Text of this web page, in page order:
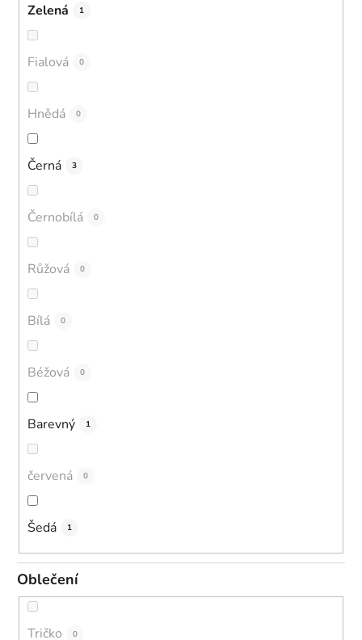
Zelená 1
Fialová 0
Hnědá 0
Černá 3
Černobílá 0
Růžová 0
Bílá 0
Béžová 0
Barevný 1
červená 0
Šedá 1
Oblečení
Tričko 0